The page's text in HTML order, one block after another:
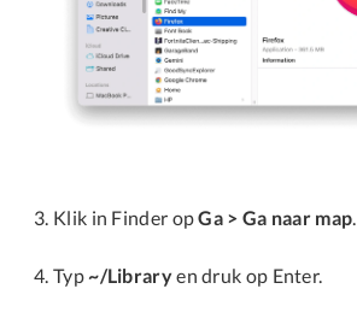
Klik in Finder opGa > Ga naar map.
Typ~/Libraryen druk op Enter.